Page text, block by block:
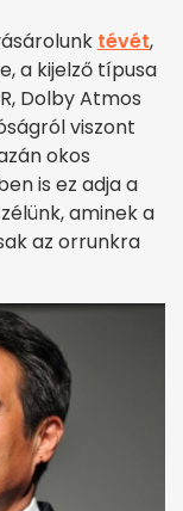
tévét,
a kijelző típusa
Dolby Atmos
viszont
okos
is ez adja a
aminek a
az orrunkra